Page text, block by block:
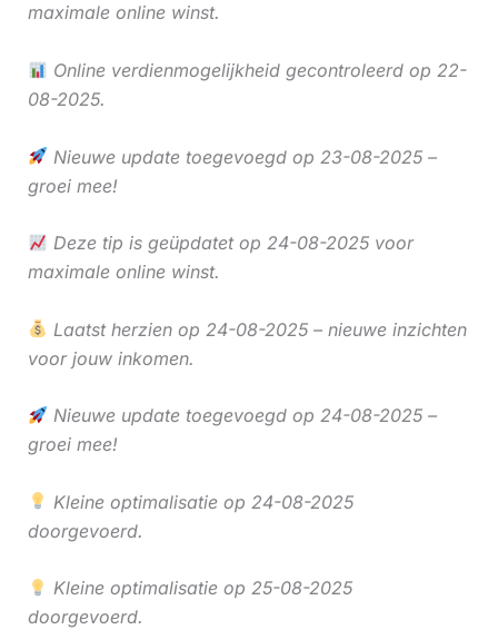
maximale online winst.
Online verdienmogelijkheid gecontroleerd op 22-
08-2025.
Nieuwe update toegevoegd op 23-08-2025 –
groei mee!
Deze tip is geüpdatet op 24-08-2025 voor
maximale online winst.
Laatst herzien op 24-08-2025 – nieuwe inzichten
voor jouw inkomen.
Nieuwe update toegevoegd op 24-08-2025 –
groei mee!
Kleine optimalisatie op 24-08-2025
doorgevoerd.
Kleine optimalisatie op 25-08-2025
doorgevoerd.